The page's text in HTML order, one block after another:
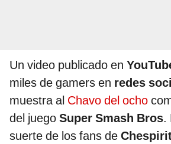
Un video publicado en
miles de gamers en redes
muestra al Chavo del ocho
del juego Super Smash Bros.
suerte de los fans de